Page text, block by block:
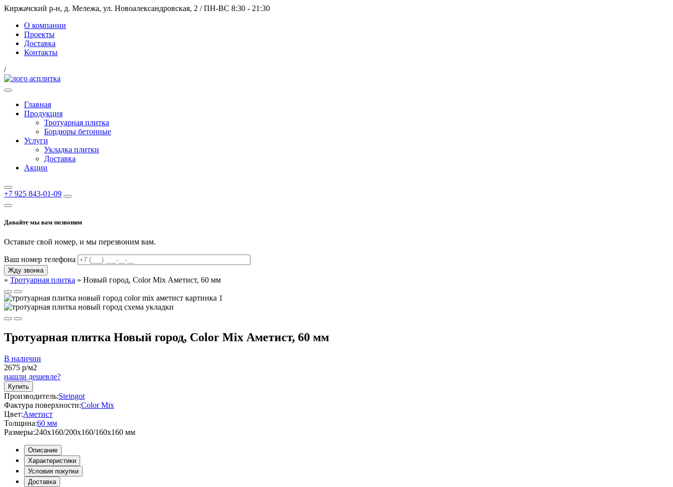
Киржачский р-н, д. Мележа, ул. Новоалександровская, 2 / ПН-ВС 8:30 - 21:30
О компании
Проекты
Доставка
Контакты
/
Главная
Продукция
Тротуарная плитка
Бордюры бетонные
Услуги
Укладка плитки
Доставка
Акции
+7 925 843-01-09
Давайте мы вам позвоним
Оставьте свой номер, и мы перезвоним вам.
Ваш номер телефона
» Тротуарная плитка » Новый город, Color Mix Аметист, 60 мм
Тротуарная плитка Новый город, Color Mix Аметист, 60 мм
В наличии
2675 р/м2
нашли дешевле?
Купить
Производитель:Steingot
Фактура поверхности:Color Mix
Цвет:Аметист
Толщина:60 мм
Размеры:240x160/200x160/160x160 мм
Описание
Характеристики
Условия покупки
Доставка